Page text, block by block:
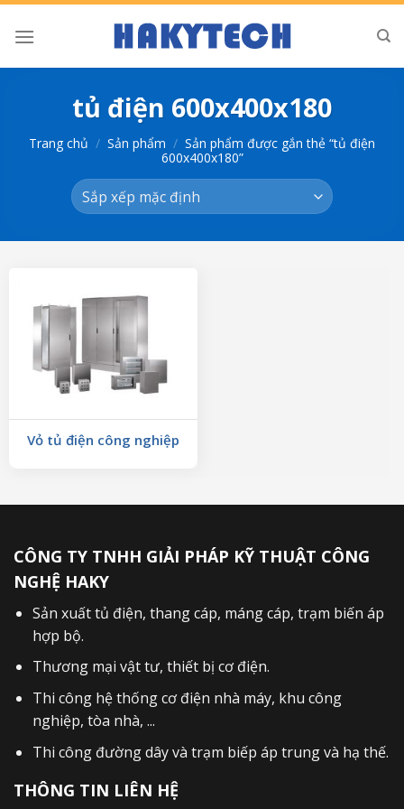
Bỏ
qua
tủ điện 600x400x180
Trang chủ / Sản phẩm / Sản phẩm được gắn thẻ “tủ điện
600x400x180”
Vỏ tủ điện công nghiệp
CÔNG TY TNHH GIẢI PHÁP KỸ THUẬT CÔNG
NGHỆ HAKY
Sản xuấttủ điện, thang cáp, máng cáp, trạm biến áp
hợp bộ.
Thương mại vật tư, thiết bị cơ điện.
Thi công hệ thống cơ điện nhà máy, khu công
nghiệp, tòa nhà, ...
Thi công đường dây và trạm biếp áp trung và hạ thế.
THÔNG TIN LIÊN HỆ